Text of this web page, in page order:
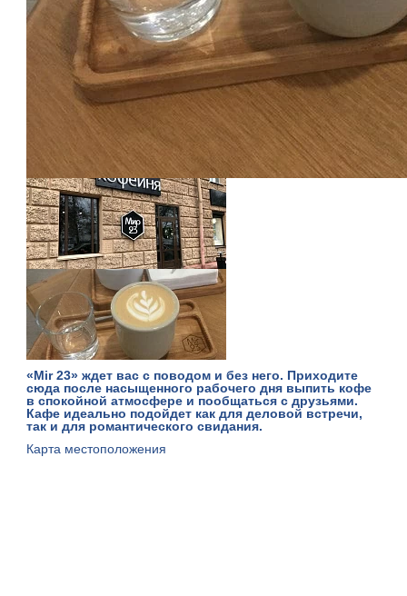
«Mir 23» ждет вас с поводом и без него. Приходите
сюда после насыщенного рабочего дня выпить кофе
в спокойной атмосфере и пообщаться с друзьями.
Кафе идеально подойдет как для деловой встречи,
так и для романтического свидания.
Карта местоположения